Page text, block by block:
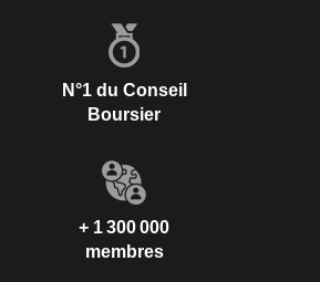
N°1 du Conseil
Boursier
+ 1 300 000
membres